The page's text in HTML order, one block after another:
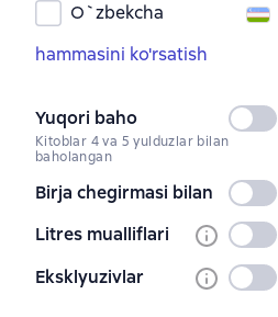
O`zbekcha
hammasini ko'rsatish
Yuqori baho
Kitoblar 4 va 5 yulduzlar bilan
baholangan
Birja chegirmasi bilan
Litres mualliflari
Eksklyuzivlar